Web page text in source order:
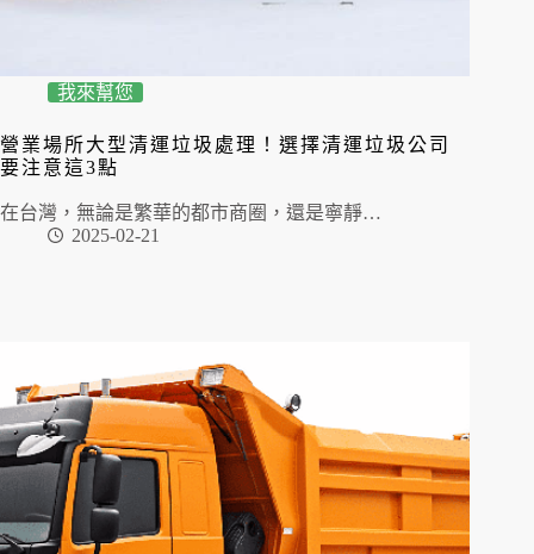
我來幫您
營業場所大型清運垃圾處理！選擇清運垃圾公司
要注意這3點
在台灣，無論是繁華的都市商圈，還是寧靜…
2025-02-21